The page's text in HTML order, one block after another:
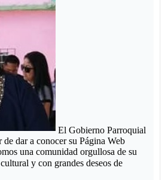
El Gobierno Parroquial
dar a conocer su Página Web
una comunidad orgullosa de su
y con grandes deseos de